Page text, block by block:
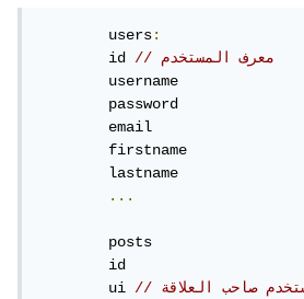
	users
:
	id
	username
	password
	email
	firstname
	lastname
...
	posts
	id
	ui
صاحب العلاقة